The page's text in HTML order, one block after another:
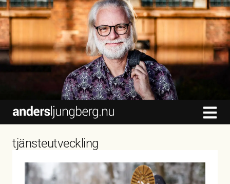
content
tjänsteutveckling